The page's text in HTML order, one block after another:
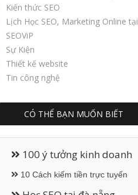
Kiến thức SEO
Lịch Học SEO, Marketing Online tại
SEOViP
Sự Kiện
Thiết kế website
Tin công nghệ
CÓ THỂ BẠN MUỐN BIẾT
100 ý tưởng kinh doanh
10 Cách kiếm tiền trực tuyến